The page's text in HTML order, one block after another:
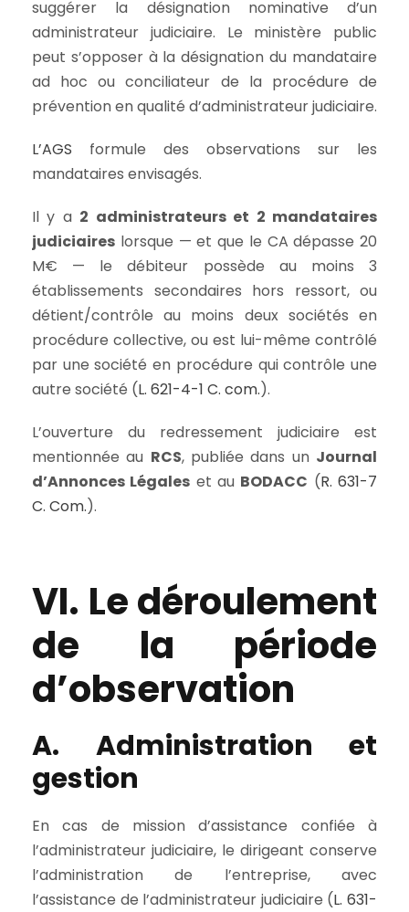
suggérer la désignation nominative d’un
administrateur judiciaire. Le ministère public
peut s’opposer à la désignation du mandataire
ad hoc ou conciliateur de la procédure de
prévention en qualité d’administrateur judiciaire.
L’AGS formule des observations sur les
mandataires envisagés.
Il y a 2 administrateurs et 2 mandataires
judiciaires lorsque — et que le CA dépasse 20
M€ — le débiteur possède au moins 3
établissements secondaires hors ressort, ou
détient/contrôle au moins deux sociétés en
procédure collective, ou est lui-même contrôlé
par une société en procédure qui contrôle une
autre société (L. 621-4-1 C. com.).
L’ouverture du redressement judiciaire est
mentionnée au RCS, publiée dans un Journal
d’Annonces Légales et au BODACC (R. 631-7
C. Com.).
VI. Le déroulement
de la période
d’observation
A. Administration et
gestion
En cas de mission d’assistance confiée à
l’administrateur judiciaire, le dirigeant conserve
l’administration de l’entreprise, avec
l’assistance de l’administrateur judiciaire (L. 631-